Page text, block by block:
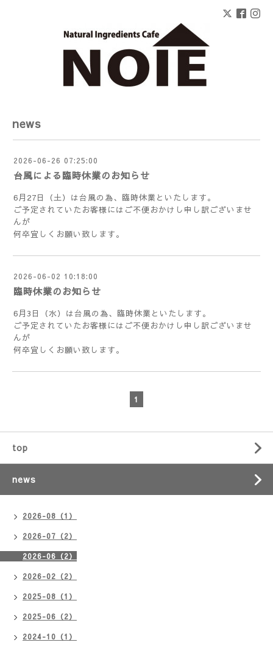
news
2026-06-26 07:25:00
台風による臨時休業のお知らせ
6月27日（土）は台風の為、臨時休業といたします。
ご予定されていたお客様にはご不便おかけし申し訳ございませ
んが
何卒宜しくお願い致します。
2026-06-02 10:18:00
臨時休業のお知らせ
6月3日（水）は台風の為、臨時休業といたします。
ご予定されていたお客様にはご不便おかけし申し訳ございませ
んが
何卒宜しくお願い致します。
1
top
news
2026-08（1）
2026-07（2）
2026-06（2）
2026-02（2）
2025-08（1）
2025-06（2）
2024-10（1）